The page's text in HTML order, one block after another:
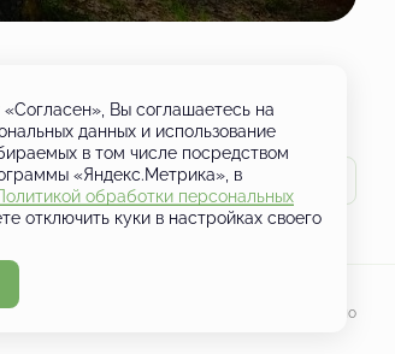
Разработано
Вы соглашаетесь на
данных и использование
в том числе посредством
«Яндекс.Метрика», в
обработки персональных
отключить куки в настройках своего